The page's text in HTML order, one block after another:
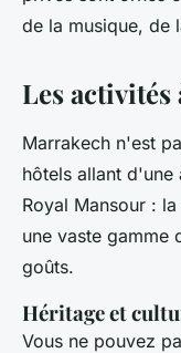
de la musique, de
Les activités
Marrakech n'est
hôtels allant d'une
Royal Mansour :
une vaste gamme
goûts.
Héritage et
Vous ne pouvez